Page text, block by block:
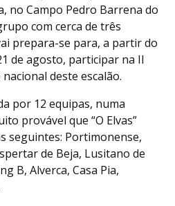
no Campo Pedro Barrena do
com cerca de três
prepara-se para, a partir do
de agosto, participar na II
deste escalão.
por 12 equipas, numa
provável que “O Elvas”
seguintes: Portimonense,
de Beja, Lusitano de
B, Alverca, Casa Pia,